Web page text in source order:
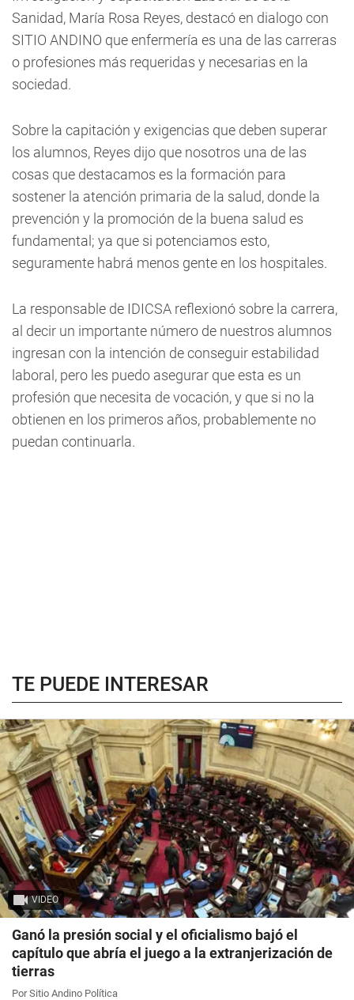
Sanidad, María Rosa Reyes, destacó en dialogo con
SITIO ANDINO que enfermería es una de las carreras
o profesiones más requeridas y necesarias en la
sociedad.
Sobre la capitación y exigencias que deben superar
los alumnos, Reyes dijo que nosotros una de las
cosas que destacamos es la formación para
sostener la atención primaria de la salud, donde la
prevención y la promoción de la buena salud es
fundamental; ya que si potenciamos esto,
seguramente habrá menos gente en los hospitales.
La responsable de IDICSA reflexionó sobre la carrera,
al decir un importante número de nuestros alumnos
ingresan con la intención de conseguir estabilidad
laboral, pero les puedo asegurar que esta es un
profesión que necesita de vocación, y que si no la
obtienen en los primeros años, probablemente no
puedan continuarla.
TE PUEDE INTERESAR
VIDEO
Ganó la presión social y el oficialismo bajó el
capítulo que abría el juego a la extranjerización de
tierras
Por Sitio Andino Política